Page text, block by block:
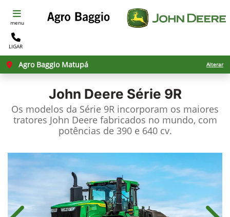
menu
LIGAR
Agro Baggio Matupá Alterar
John Deere Série 9R
Os modelos da Série 9R incorporam os maiores
tratores John Deere fabricados no mundo, com
potências de 390 e 640 cv.